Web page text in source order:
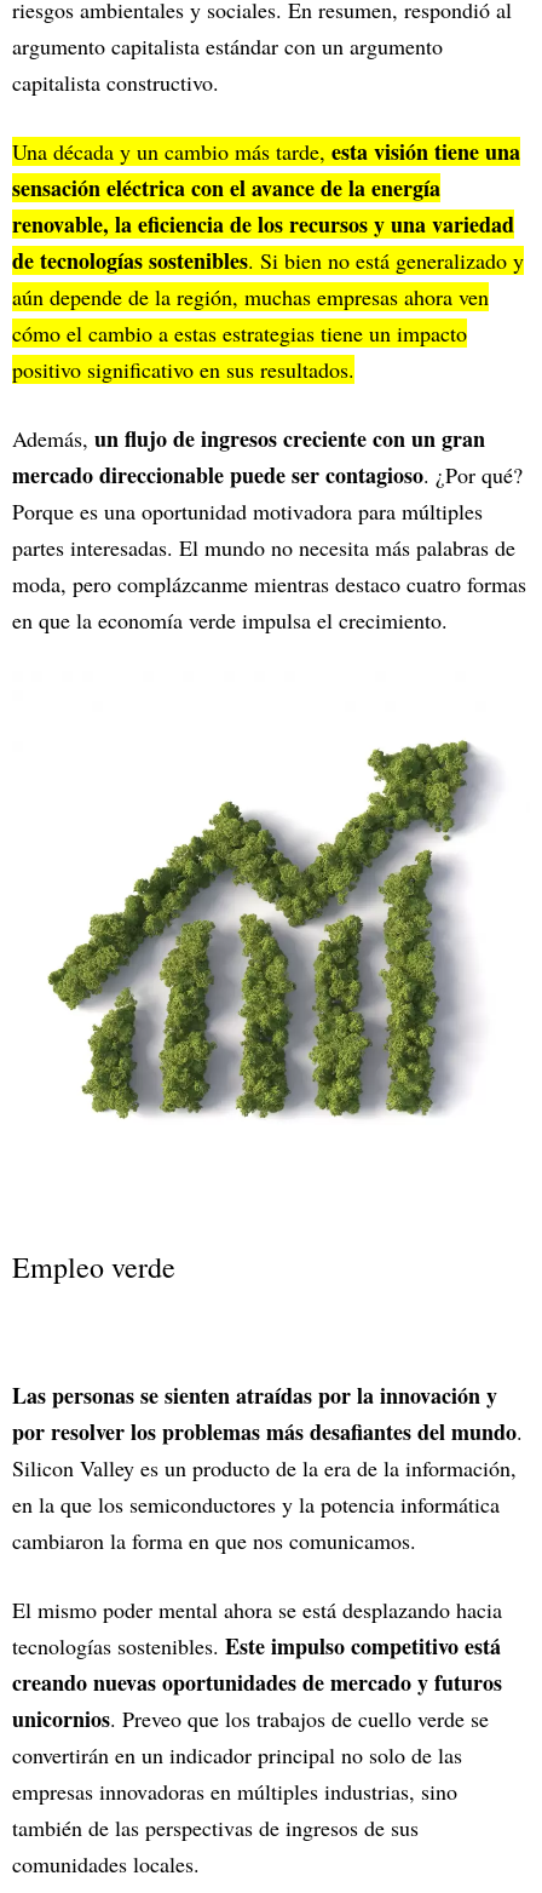
riesgos ambientales y sociales. En resumen, respondió al
argumento capitalista estándar con un argumento
capitalista constructivo.
Una década y un cambio más tarde, esta visión tiene una
sensación eléctrica con el avance de la energía
renovable, la eficiencia de los recursos y una variedad
de tecnologías sostenibles. Si bien no está generalizado y
aún depende de la región, muchas empresas ahora ven
cómo el cambio a estas estrategias tiene un impacto
positivo significativo en sus resultados.
Además, un flujo de ingresos creciente con un gran
mercado direccionable puede ser contagioso. ¿Por qué?
Porque es una oportunidad motivadora para múltiples
partes interesadas. El mundo no necesita más palabras de
moda, pero complázcanme mientras destaco cuatro formas
en que la economía verde impulsa el crecimiento.
Empleo verde
Las personas se sienten atraídas por la innovación y
por resolver los problemas más desafiantes del mundo.
Silicon Valley es un producto de la era de la información,
en la que los semiconductores y la potencia informática
cambiaron la forma en que nos comunicamos.
El mismo poder mental ahora se está desplazando hacia
tecnologías sostenibles. Este impulso competitivo está
creando nuevas oportunidades de mercado y futuros
unicornios. Preveo que los trabajos de cuello verde se
convertirán en un indicador principal no solo de las
empresas innovadoras en múltiples industrias, sino
también de las perspectivas de ingresos de sus
comunidades locales.